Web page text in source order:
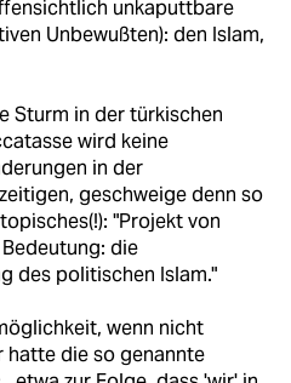
unkaputtbare
Unbewußten): den Islam,
Sturm in der türkischen
wird keine
in der
geschweige denn so
"Projekt von
die
des politischen Islam."
wenn nicht
hatte die so genannte